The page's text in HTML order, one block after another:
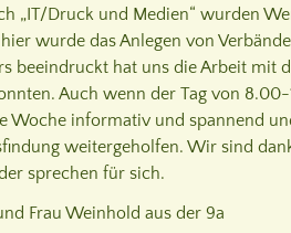
„IT/Druck und Medien“ wurden
wurde das Anlegen von
beeindruckt hat uns die Arbeit mit
Auch wenn der Tag von
Woche informativ und spannend
weitergeholfen. Wir sind
sprechen für sich.
Frau Weinhold aus der 9a